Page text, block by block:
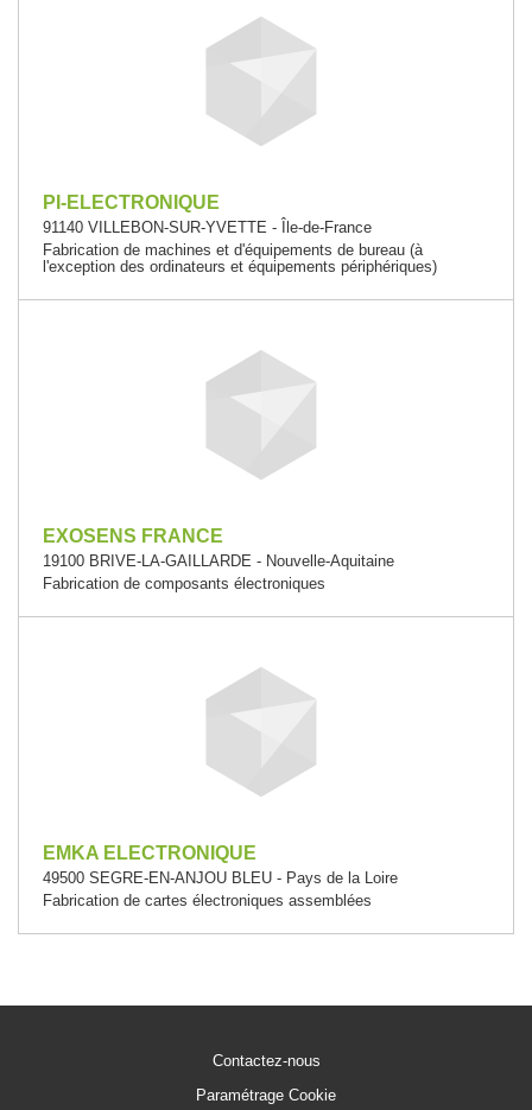
PI-ELECTRONIQUE
91140 VILLEBON-SUR-YVETTE - Île-de-France
Fabrication de machines et d'équipements de bureau (à
l'exception des ordinateurs et équipements périphériques)
EXOSENS FRANCE
19100 BRIVE-LA-GAILLARDE - Nouvelle-Aquitaine
Fabrication de composants électroniques
EMKA ELECTRONIQUE
49500 SEGRE-EN-ANJOU BLEU - Pays de la Loire
Fabrication de cartes électroniques assemblées
Contactez-nous
Paramétrage Cookie